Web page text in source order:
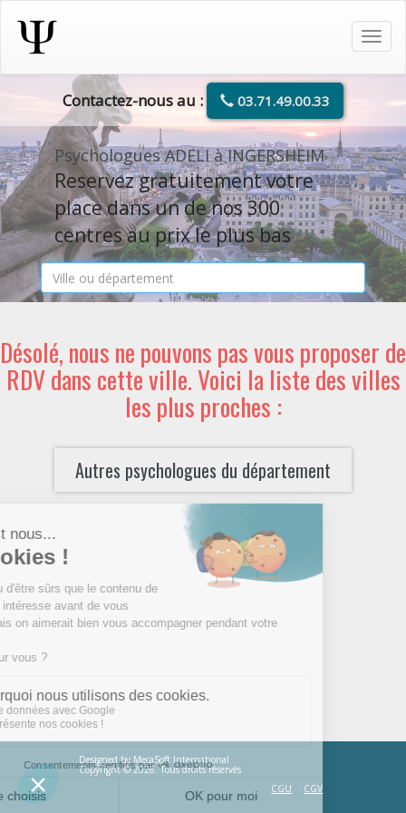
Contactez-nous au : 03.71.49.00.33
Psychologues ADELI à INGERSHEIM
Reservez gratuitement votre
place dans un de nos 300
centres au prix le plus bas
Désolé, nous ne pouvons pas vous proposer de
RDV dans cette ville. Voici la liste des villes
les plus proches :
Autres psychologues du département
Designed by MecaSoft International
Copyright © 2026. Tous droits réservés
CGU
CGV